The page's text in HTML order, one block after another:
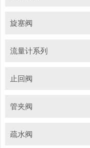
旋塞阀
流量计系列
止回阀
管夹阀
疏水阀